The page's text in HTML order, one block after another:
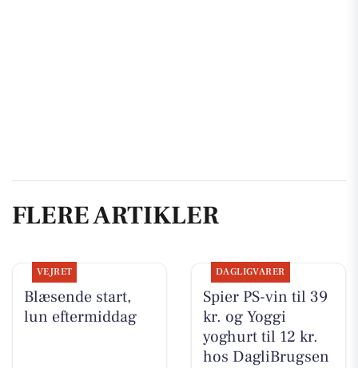
FLERE ARTIKLER
VEJRET
Blæsende start,
lun eftermiddag
DAGLIGVARER
Spier PS-vin til 39
kr. og Yoggi
yoghurt til 12 kr.
hos DagliBrugsen